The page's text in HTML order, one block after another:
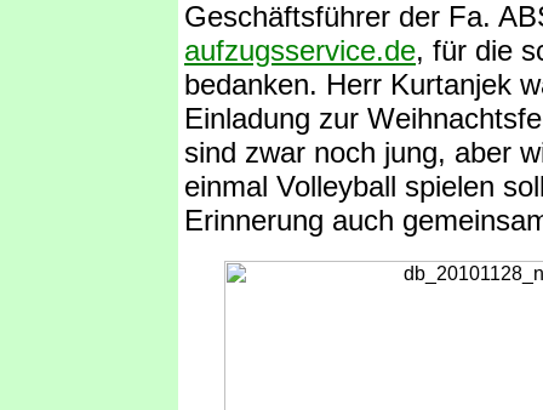
Geschäftsführer der Fa.
aufzugsservice.de, für die
bedanken. Herr Kurtanjek
Einladung zur
sind zwar noch jung, aber
einmal Volleyball spielen
Erinnerung auch